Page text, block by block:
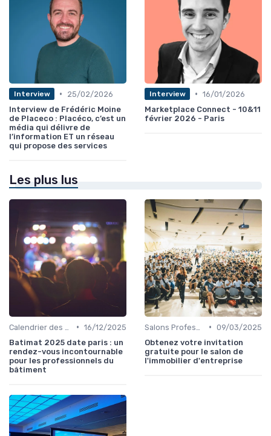
Interview •
25/02/2026
Interview de Frédéric Moine
de Placeco : Placéco, c’est un
média qui délivre de
l’information ET un réseau
qui propose des services
Interview • 16/01/2026
Marketplace Connect - 10&11
février 2026 - Paris
Les plus lus
• 16/12/2025
Batimat 2025 date paris : un
rendez-vous incontournable
pour les professionnels du
bâtiment
• 09/03/2025
Obtenez votre invitation
gratuite pour le salon de
l'immobilier d'entreprise